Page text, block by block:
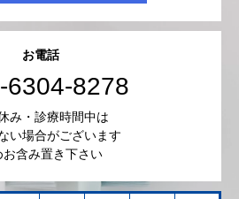
お電話
6304-8278
み・診療時間中は
い場合がございます
お含み置き下さい